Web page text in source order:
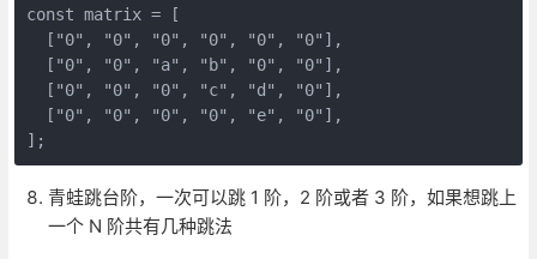
const matrix = [
  ["0", "0", "0", "0", "0", "0"],
  ["0", "0", "a", "b", "0", "0"],
  ["0", "0", "0", "c", "d", "0"],
  ["0", "0", "0", "0", "e", "0"],
青蛙跳台阶，一次可以跳 1 阶，2 阶或者 3 阶，如果想跳上
一个 N 阶共有几种跳法